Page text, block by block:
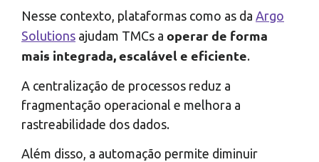
Nesse contexto, plataformas como as da Argo
Solutions ajudam TMCs a operar de forma
mais integrada, escalável e eficiente.
A centralização de processos reduz a
fragmentação operacional e melhora a
rastreabilidade dos dados.
Além disso, a automação permite diminuir